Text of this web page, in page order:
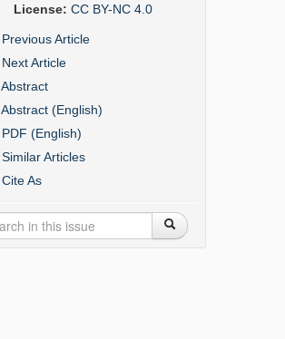
License: CC BY-NC 4.0
Previous Article
Next Article
Abstract
Abstract (English)
PDF (English)
Similar Articles
Cite As